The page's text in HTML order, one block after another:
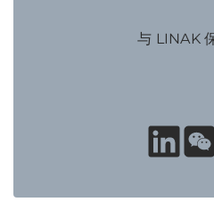
与 LINAK